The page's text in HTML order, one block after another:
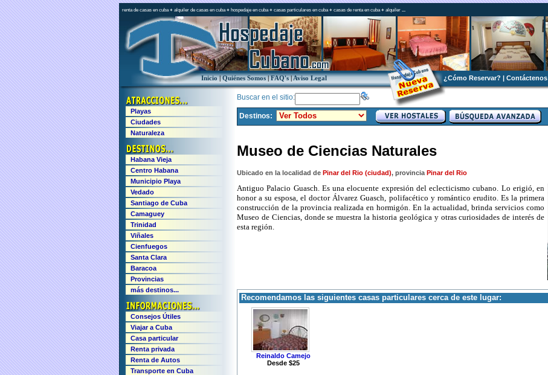
renta de casas en cuba+ alquiler de casas en cuba+ hospedaje en cuba+ casas particulares en cuba+ casas de renta en cuba+ alquiler ...
Inicio|Quiénes Somos|FAQ's|Aviso Legal ¿Cómo Reservar? | Contáctenos
Buscar en el sitio:
Destinos:
Museo de Ciencias Naturales
Ubicado en la localidad de Pinar del Rio (ciudad), provincia Pinar del Rio
Antiguo Palacio Guasch. Es una elocuente expresión del eclecticismo cubano. Lo erigió, en
honor a su esposa, el doctor Álvarez Guasch, polifacético y romántico erudito. Es la primera
construcción de la provincia realizada en hormigón. En la actualidad, brinda servicios como
Museo de Ciencias, donde se muestra la historia geológica y otras curiosidades de interés de
esta región.
Recomendamos las siguientes casas particulares cerca de este lugar:
Reinaldo Camejo
Desde $25
Playas
Ciudades
Naturaleza
Habana Vieja
Centro Habana
Municipio Playa
Vedado
Santiago de Cuba
Camaguey
Trinidad
Viñales
Cienfuegos
Santa Clara
Baracoa
Provincias
más destinos...
Consejos Útiles
Viajar a Cuba
Casa particular
Renta privada
Renta de Autos
Transporte en Cuba